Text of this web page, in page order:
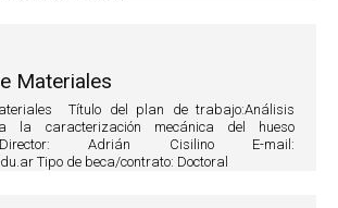
Materiales
Título del plan de trabajo:Análisis
la caracterización mecánica del hueso
Adrián Cisilino E-mail:
Tipo de beca/contrato: Doctoral